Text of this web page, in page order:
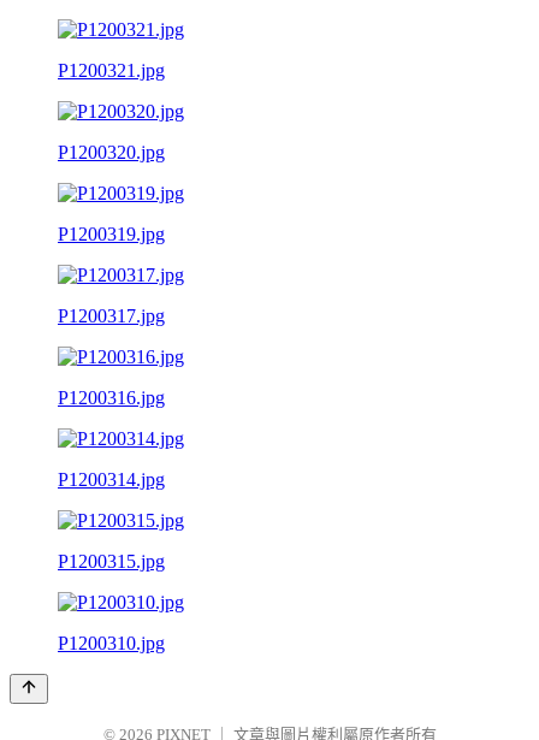
P1200321.jpg
P1200320.jpg
P1200319.jpg
P1200317.jpg
P1200316.jpg
P1200314.jpg
P1200315.jpg
P1200310.jpg
© 2026 PIXNET 文章與圖片權利屬原作者所有